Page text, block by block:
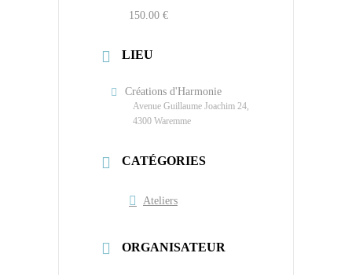
150.00 €
LIEU
Créations d'Harmonie
Avenue Guillaume Joachim 24,
4300 Waremme
CATÉGORIES
Ateliers
ORGANISATEUR